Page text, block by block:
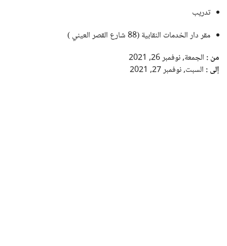
تدريب
مقر دار الخدمات النقابية (88 شارع القصر العيني )
من : الجمعة, نوفمبر 26, 2021
إلى : السبت, نوفمبر 27, 2021